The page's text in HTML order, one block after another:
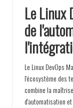
Le Linux
de
Le Linux DevOps
l'écosystème des
combine la
d'automatisation